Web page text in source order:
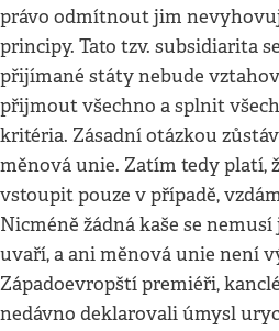
právo odmítnout jim
principy. Tato tzv. subsidiarita
přijímané státy nebude
přijmout všechno a splnit
kritéria. Zásadní otázkou
měnová unie. Zatím tedy platí,
vstoupit pouze v případě,
Nicméně žádná kaše se
uvaří, a ani měnová unie není
Západoevropští premiéři,
nedávno deklarovali úmysl